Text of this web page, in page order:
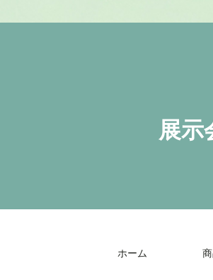
展示
ホーム